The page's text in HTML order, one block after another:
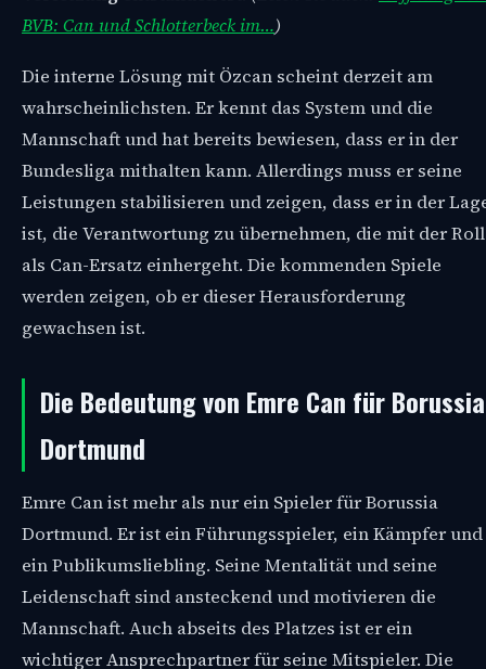
BVB: Can und Schlotterbeck im…)
Die interne Lösung mit Özcan scheint derzeit am
wahrscheinlichsten. Er kennt das System und die
Mannschaft und hat bereits bewiesen, dass er in der
Bundesliga mithalten kann. Allerdings muss er seine
Leistungen stabilisieren und zeigen, dass er in der
ist, die Verantwortung zu übernehmen, die mit der
als Can-Ersatz einhergeht. Die kommenden Spiele
werden zeigen, ob er dieser Herausforderung
gewachsen ist.
Die Bedeutung von Emre Can für Borussia
Dortmund
Emre Can ist mehr als nur ein Spieler für Borussia
Dortmund. Er ist ein Führungsspieler, ein Kämpfer und
ein Publikumsliebling. Seine Mentalität und seine
Leidenschaft sind ansteckend und motivieren die
Mannschaft. Auch abseits des Platzes ist er ein
wichtiger Ansprechpartner für seine Mitspieler. Die